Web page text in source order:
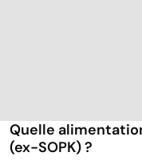
Quelle
(ex-SOPK) ?